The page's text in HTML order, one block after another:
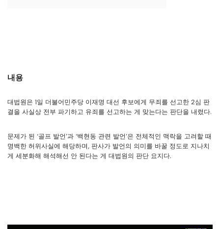
내용
대법원은 1일 더불어민주당 이재명 대선 후보에게 무죄를 선고한 2심 판
결을 사실상 전부 파기하고 유죄를 선고하는 게 맞는다는 판단을 내렸다.
문제가 된 ‘골프 발언’과 ‘백현동 관련 발언’은 전체적인 맥락을 고려할 때
명백한 허위사실에 해당하며, 판사가 발언의 의미를 바꿀 정도로 지나치
게 세분화해 해석해선 안 된다는 게 대법원의 판단 요지다.